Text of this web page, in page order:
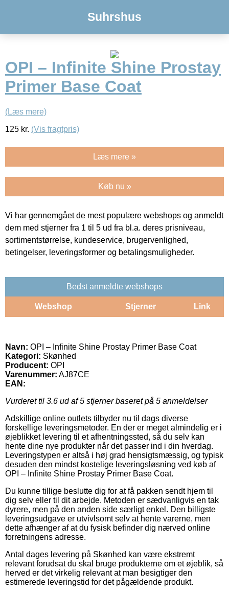
Suhrshus
OPI – Infinite Shine Prostay
Primer Base Coat
(Læs mere)
125 kr. (Vis fragtpris)
Læs mere »
Køb nu »
Vi har gennemgået de mest populære webshops og anmeldt
dem med stjerner fra 1 til 5 ud fra bl.a. deres prisniveau,
sortimentstørrelse, kundeservice, brugervenlighed,
betingelser, leveringsformer og betalingsmuligheder.
Bedst anmeldte webshops
Webshop Stjerner Link
Navn: OPI – Infinite Shine Prostay Primer Base Coat
Kategori: Skønhed
Producent: OPI
Varenummer: AJ87CE
EAN:
Vurderet til 3.6 ud af 5 stjerner baseret på 5 anmeldelser
Adskillige online outlets tilbyder nu til dags diverse
forskellige leveringsmetoder. En der er meget almindelig er i
øjeblikket levering til et afhentningssted, så du selv kan
hente dine nye produkter når det passer ind i din hverdag.
Leveringstypen er altså i høj grad hensigtsmæssig, og typisk
desuden den mindst kostelige leveringsløsning ved køb af
OPI – Infinite Shine Prostay Primer Base Coat.
Du kunne tillige beslutte dig for at få pakken sendt hjem til
dig selv eller til dit arbejde. Metoden er sædvanligvis en tak
dyrere, men på den anden side særligt enkel. Den billigste
leveringsudgave er utvivlsomt selv at hente varerne, men
dette afhænger af at du fysisk befinder dig nærved online
forretningens adresse.
Antal dages levering på Skønhed kan være ekstremt
relevant forudsat du skal bruge produkterne om et øjeblik, så
herved er det virkelig relevant at man besigtiger den
estimerede leveringstid for det pågældende produkt.